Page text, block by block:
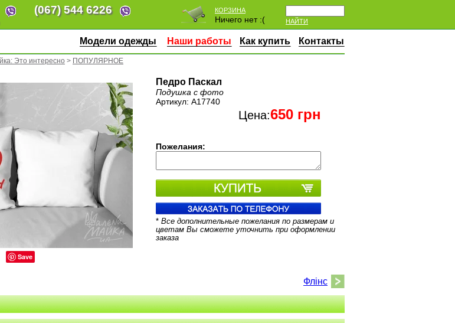
(067)544 6226
НАЙТИ
КОРЗИНА
Ничего нет :(
Модели одежды Наши работы Как купить Контакты
Это интересно > ПОПУЛЯРНОЕ
Save
Педро Паскал
Подушка с фото
Артикул: A17740
Цена:650 грн
Пожелания:
* Все дополнительные пожелания по размерам и
цветам Вы сможете уточнить при оформлении
заказа
Флінс